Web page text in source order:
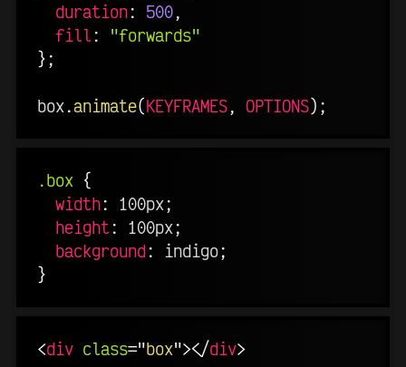
duration: 500,
fill:
"forwards"
} ;
box.animate(KEYFRAMES, OPTIONS) ;
.box {
width: 100px;
height: 100px;
background: indigo;
}
<div class="box"></div>